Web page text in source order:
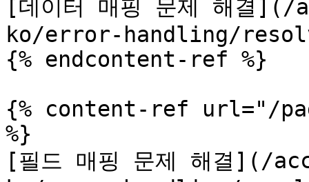
[데이터 매핑 문제 해결
ko/error-handling/
{% endcontent-ref %}
{% content-ref url="/
%}
[필드 매핑 문제 해결](/